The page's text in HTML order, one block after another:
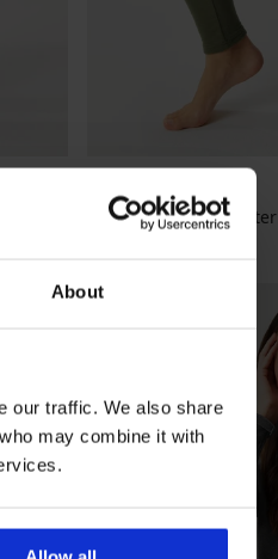
About
our traffic. We also share
may combine it with
Изолиран клин Winter